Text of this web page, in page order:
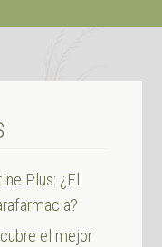
Plus: ¿El
el mejor